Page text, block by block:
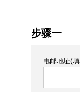
步骤一
电邮地址(